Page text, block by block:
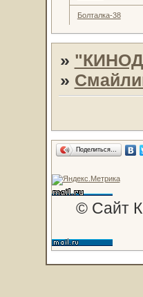
Болталка-38
»
»
Поделиться…
© Сайт